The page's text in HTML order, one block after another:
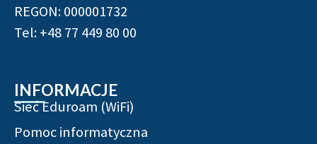
REGON: 000001732
Tel: +48 77 449 80 00
INFORMACJE
Sieć Eduroam (WiFi)
Pomoc informatyczna